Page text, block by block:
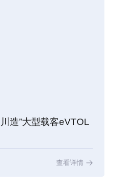
造”大型载客eVTOL
查看详情